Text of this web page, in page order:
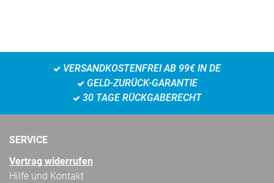
VERSANDKOSTENFREI AB 99€ IN DE
GELD-ZURÜCK-GARANTIE
30 TAGE RÜCKGABERECHT
SERVICE
Vertrag widerrufen
Hilfe und Kontakt